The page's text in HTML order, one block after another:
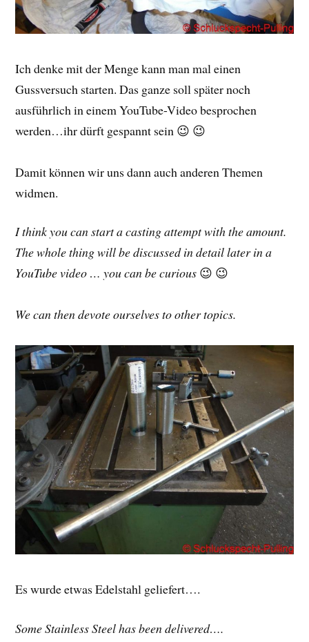
Ich denke mit der Menge kann man mal einen
Gussversuch starten. Das ganze soll später noch
ausführlich in einem YouTube-Video besprochen
werden…ihr dürft gespannt sein 😉 😉
Damit können wir uns dann auch anderen Themen
widmen.
I think you can start a casting attempt with the amount.
The whole thing will be discussed in detail later in a
YouTube video … you can be curious 😉 😉
We can then devote ourselves to other topics.
Es wurde etwas Edelstahl geliefert….
Some Stainless Steel has been delivered….